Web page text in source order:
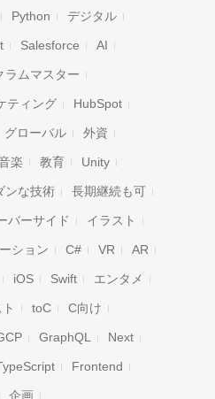
Python デジタル
Salesforce AI
ラムマスター
ティング HubSpot
グローバル 外資
楽 教育 Unity
ンな技術 長期継続も可
バーサイド イラスト
ション C# VR AR
iOS Swift エンタメ
toC C向け
GraphQL Next
Frontend
企画